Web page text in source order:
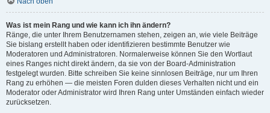
Was ist mein Rang und wie kann ich ihn ändern?
Ränge, die unter Ihrem Benutzernamen stehen, zeigen an, wie viele Beiträge
Sie bislang erstellt haben oder identifizieren bestimmte Benutzer wie
Moderatoren und Administratoren. Normalerweise können Sie den Wortlaut
eines Ranges nicht direkt ändern, da sie von der Board-Administration
festgelegt wurden. Bitte schreiben Sie keine sinnlosen Beiträge, nur um Ihren
Rang zu erhöhen — die meisten Foren dulden dieses Verhalten nicht und ein
Moderator oder Administrator wird Ihren Rang unter Umständen einfach wieder
zurücksetzen.